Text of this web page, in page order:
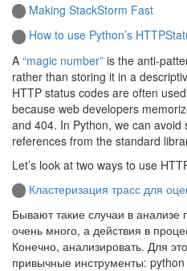
Making StackStorm Fast
How to use Python’s
A “magic number” is the anti-
rather than storing it in a
HTTP status codes are often
because web developers
and 404. In Python, we can
references from the standard
Let’s look at two ways to use
Кластеризация трасс для
Бывают такие случаи в анализе
очень много, а действия в
Конечно, анализировать. Для
привычные инструменты: python